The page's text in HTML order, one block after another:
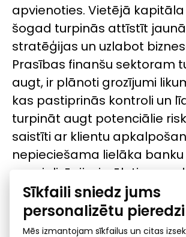
apvienoties. Vietējā
šogad turpinās attīstīt
stratēģijas un uzlabot
Prasības finanšu sektoram
augt, ir plānoti grozījumi
kas pastiprinās kontroli un
turpināt augt potenciālie
saistīti ar klientu
nepieciešama lielāka banku
specializācija, izvēloties
rada zemākus riskus. Var
šo jautājumu īstenošanas
aktīvāk, jo banku
Sīkfaili sniedz jums
personalizētu pieredzi
Mēs izmantojam sīkfailus un citas